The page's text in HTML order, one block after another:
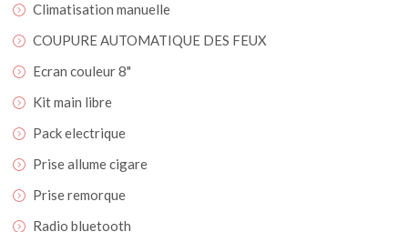
Climatisation manuelle
COUPURE AUTOMATIQUE DES FEUX
Ecran couleur 8"
Kit main libre
Pack electrique
Prise allume cigare
Prise remorque
Radio bluetooth